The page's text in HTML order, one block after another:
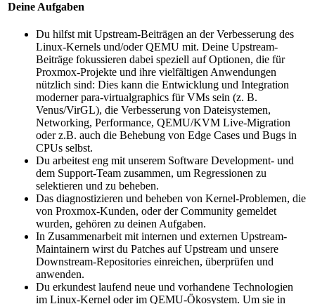
Deine Aufgaben
Du hilfst mit Upstream-Beiträgen an der Verbesserung des
Linux-Kernels und/oder QEMU mit. Deine Upstream-
Beiträge fokussieren dabei speziell auf Optionen, die für
Proxmox-Projekte und ihre vielfältigen Anwendungen
nützlich sind: Dies kann die Entwicklung und Integration
moderner para-virtualgraphics für VMs sein (z. B.
Venus/VirGL), die Verbesserung von Dateisystemen,
Networking, Performance, QEMU/KVM Live-Migration
oder z.B. auch die Behebung von Edge Cases und Bugs in
CPUs selbst.
Du arbeitest eng mit unserem Software Development- und
dem Support-Team zusammen, um Regressionen zu
selektieren und zu beheben.
Das diagnostizieren und beheben von Kernel-Problemen, die
von Proxmox-Kunden, oder der Community gemeldet
wurden, gehören zu deinen Aufgaben.
In Zusammenarbeit mit internen und externen Upstream-
Maintainern wirst du Patches auf Upstream und unsere
Downstream-Repositories einreichen, überprüfen und
anwenden.
Du erkundest laufend neue und vorhandene Technologien
im Linux-Kernel oder im QEMU-Ökosystem. Um sie in